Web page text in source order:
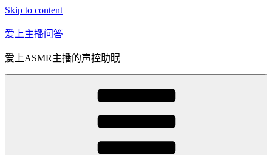
Skip to content
爱上主播问答
爱上ASMR主播的声控助眠